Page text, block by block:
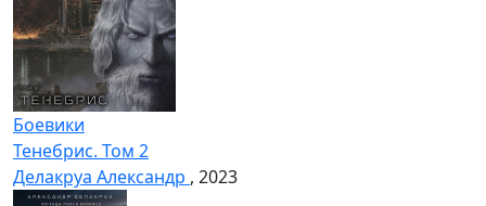
Боевики
Тенебрис. Том 2
Делакруа Александр , 2023